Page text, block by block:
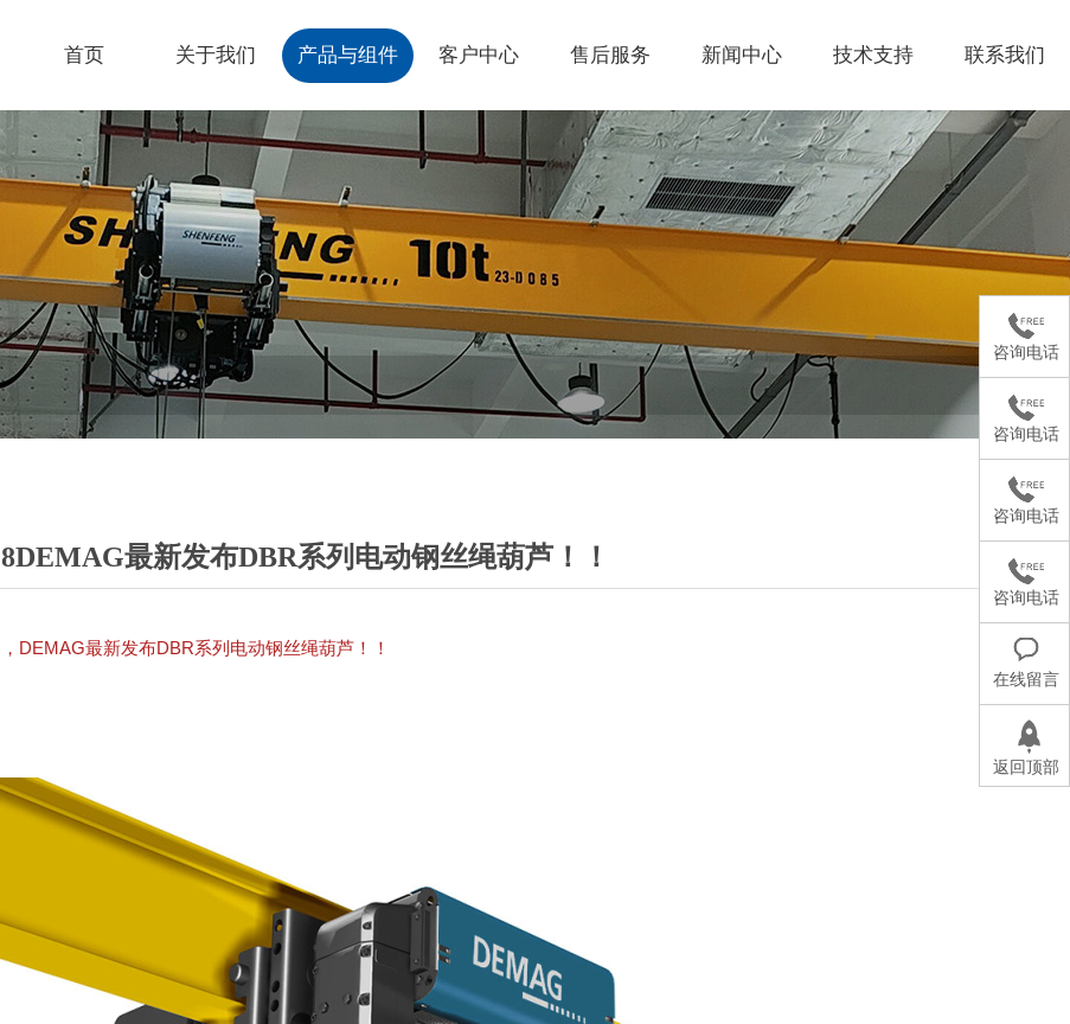
首页 关于我们 产品与组件 客户中心 售后服务 新闻中心 技术支持 联系我们
最新发布DBR系列电动钢丝绳葫芦！！
DEMAG最新发布DBR系列电动钢丝绳葫芦！！
咨询电话
咨询电话
咨询电话
咨询电话
在线留言
返回顶部